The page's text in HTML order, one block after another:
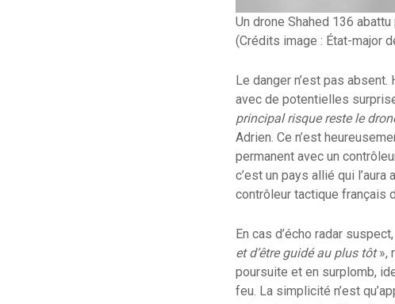
Un drone Shahed 136
(Crédits image : État-major
Le danger n’est pas
avec de potentielles
principal risque reste le
Adrien. Ce n’est
permanent avec un
c’est un pays allié qui
contrôleur tactique français
En cas d’écho radar
et d’être guidé au plus tôt»,
poursuite et en surplomb,
feu. La simplicité n’est